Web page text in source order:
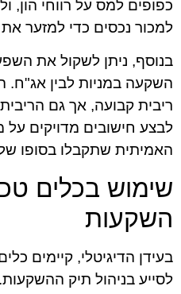
כפופים למס על רווחי הון,
למכור נכסים כדי למזער את
בנוסף, ניתן לשקול את
השקעה במניות לבין אג"ח.
ריבית קבועה, אך גם
לבצע חישובים מדויקים
האמיתית שתקבלו בסופו
שימוש בכלים
השקעות
בעידן הדיגיטלי, קיימים
לסייע בניהול תיק